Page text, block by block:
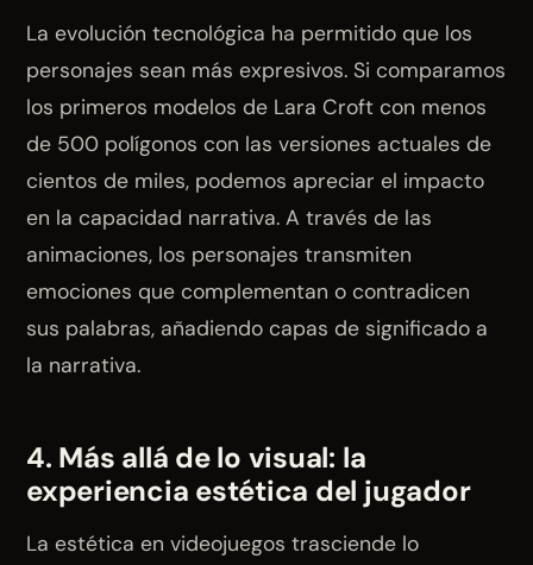
La evolución tecnológica ha permitido que los
personajes sean más expresivos. Si comparamos
los primeros modelos de Lara Croft con menos
de 500 polígonos con las versiones actuales de
cientos de miles, podemos apreciar el impacto
en la capacidad narrativa. A través de las
animaciones, los personajes transmiten
emociones que complementan o contradicen
sus palabras, añadiendo capas de significado a
la narrativa.
4. Más allá de lo visual: la
experiencia estética del jugador
La estética en videojuegos trasciende lo